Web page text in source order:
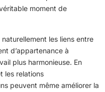
moment de
les liens entre
d’appartenance à
plus harmonieuse. En
les relations
peuvent même améliorer la